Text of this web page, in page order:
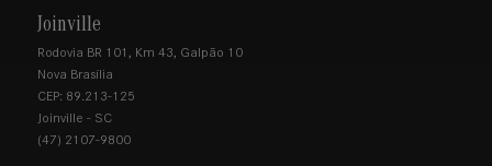
Joinville
Rodovia BR 101, Km 43, Galpão 10
Nova Brasília
CEP: 89.213-125
Joinville - SC
(47) 2107-9800